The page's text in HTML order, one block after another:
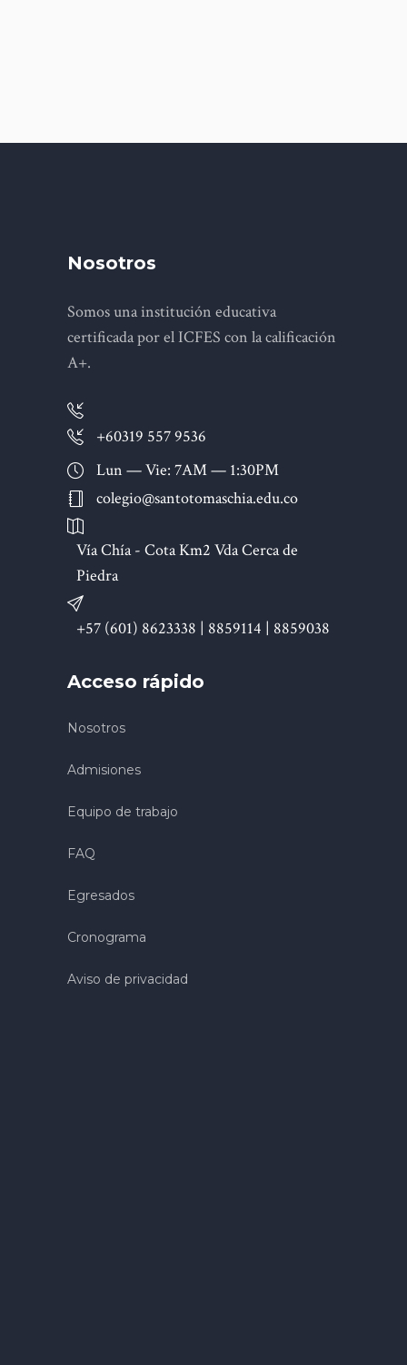
Nosotros
Somos una institución educativa
certificada por el ICFES con la calificación
A+.
+60319 557 9536
Lun — Vie: 7AM — 1:30PM
colegio@santotomaschia.edu.co
Vía Chía - Cota Km2 Vda Cerca de
Piedra
+57 (601) 8623338 | 8859114 | 8859038
Acceso rápido
Nosotros
Admisiones
Equipo de trabajo
FAQ
Egresados
Cronograma
Aviso de privacidad